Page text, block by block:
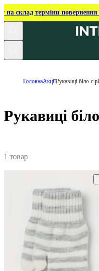
на склад терміни
ГоловнаАкціїРукавиці біло-сірі
Рукавиці
1 товар